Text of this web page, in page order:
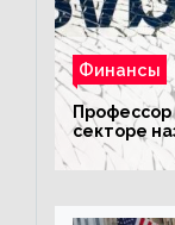
Финансы
Профессор
секторе